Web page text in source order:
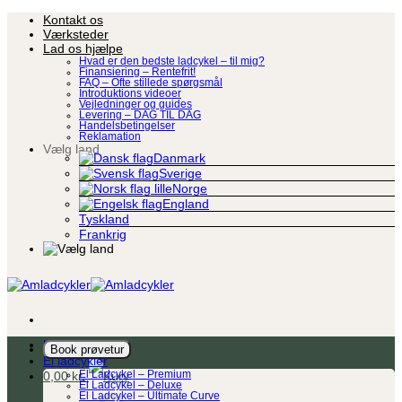
Fortsæt
indhold
Kontakt os
Værksteder
Lad os hjælpe
Hvad er den bedste ladcykel – til mig?
Finansiering – Rentefrit!
FAQ – Ofte stillede spørgsmål
Introduktions videoer
Vejledninger og guides
Levering – DAG TIL DAG
Handelsbetingelser
Reklamation
Vælg land
Danmark
Sverige
Norge
England
Tyskland
Frankrig
Book prøvetur
0,00kr.
Ladcykel
El ladcykler
El Ladcykel – Premium
El Ladcykel – Deluxe
El Ladcykel – Ultimate Curve